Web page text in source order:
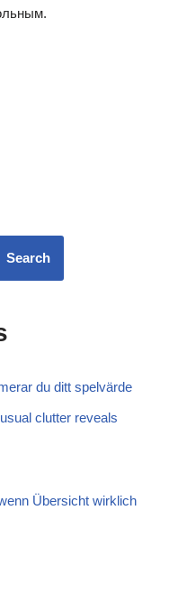
Search
du ditt spelvärde
clutter reveals
Übersicht wirklich